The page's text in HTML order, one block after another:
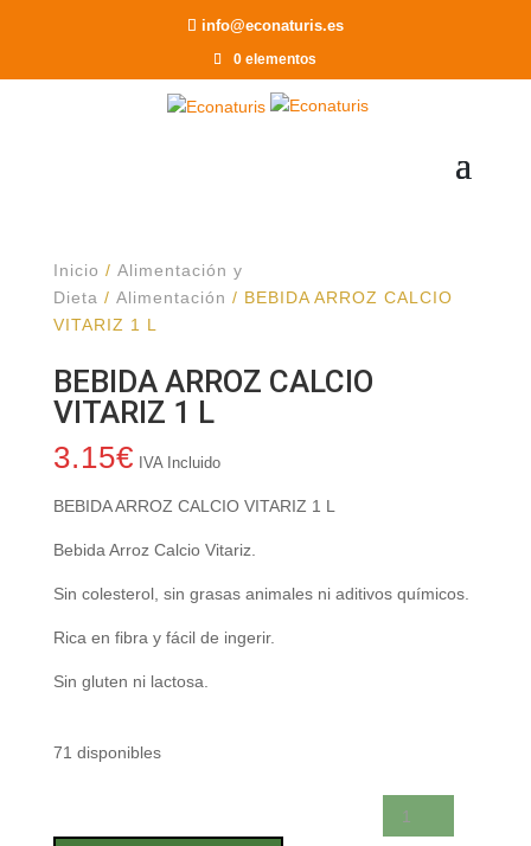
info@econaturis.es
0 elementos
Inicio / Alimentación y
Dieta / Alimentación / BEBIDA ARROZ CALCIO
VITARIZ 1 L
BEBIDA ARROZ CALCIO
VITARIZ 1 L
3.15€ IVA Incluido
BEBIDA ARROZ CALCIO VITARIZ 1 L
Bebida Arroz Calcio Vitariz.
Sin colesterol, sin grasas animales ni aditivos químicos.
Rica en fibra y fácil de ingerir.
Sin gluten ni lactosa.
71 disponibles
ARROZ